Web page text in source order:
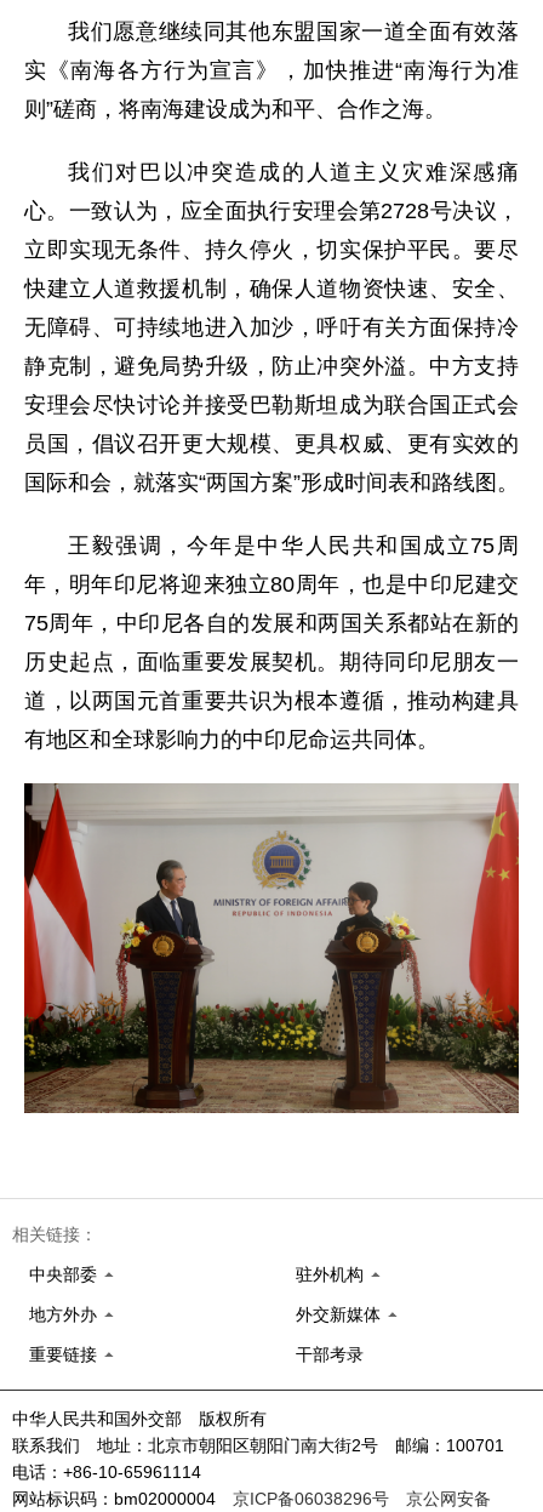
我们愿意继续同其他东盟国家一道全面有效落
实《南海各方行为宣言》，加快推进“南海行为准
则”磋商，将南海建设成为和平、合作之海。
我们对巴以冲突造成的人道主义灾难深感痛
心。一致认为，应全面执行安理会第2728号决议，
立即实现无条件、持久停火，切实保护平民。要尽
快建立人道救援机制，确保人道物资快速、安全、
无障碍、可持续地进入加沙，呼吁有关方面保持冷
静克制，避免局势升级，防止冲突外溢。中方支持
安理会尽快讨论并接受巴勒斯坦成为联合国正式会
员国，倡议召开更大规模、更具权威、更有实效的
国际和会，就落实“两国方案”形成时间表和路线图。
王毅强调，今年是中华人民共和国成立75周
年，明年印尼将迎来独立80周年，也是中印尼建交
75周年，中印尼各自的发展和两国关系都站在新的
历史起点，面临重要发展契机。期待同印尼朋友一
道，以两国元首重要共识为根本遵循，推动构建具
有地区和全球影响力的中印尼命运共同体。
相关链接：
中央部委 驻外机构
地方外办 外交新媒体
重要链接 干部考录
中华人民共和国外交部 版权所有
联系我们 地址：北京市朝阳区朝阳门南大街2号 邮编：100701
电话：+86-10-65961114
网站标识码：bm02000004 京ICP备06038296号 京公网安备